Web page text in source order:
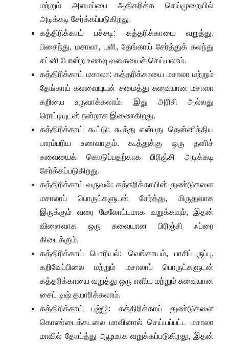
மற்றும் அமைப்பை அதிகரிக்க செய்முறையில்
அடிக்கடி சேர்க்கப்படுகிறது.
கத்திரிக்காய் பச்சடி: கத்தரிக்காயை வறுத்து,
பிசைந்து, மசாலா, புளி, தேங்காய் சேர்த்துக் கலந்து
சட்னி போன்ற உணவு வகையைச் செய்யலாம்.
கத்திரிக்காய் மசாலா: கத்தரிக்காயை மசாலா மற்றும்
தேங்காய் கலவையுடன் சமைத்து சுவையான மசாலா
கறியை உருவாக்கலாம். இது அரிசி அல்லது
ரொட்டியுடன் நன்றாக இணைகிறது.
கத்திரிக்காய் கூட்டு: கூத்து என்பது தென்னிந்திய
பாரம்பரிய உணவாகும். கூத்துக்கு ஒரு தனிச்
சுவையைக் கொடுப்பதற்காக பிரிஞ்சி அடிக்கடி
சேர்க்கப்படுகிறது.
கத்திரிக்காய் வருவல்: கத்தரிக்காயின் துண்டுகளை
மசாலாப் பொருட்களுடன் சேர்த்து, மிருதுவாக
இருக்கும் வரை மேலோட்டமாக வறுக்கவும், இதன்
விளைவாக ஒரு சுவையான பிரிஞ்சி ஃப்ரை
கிடைக்கும்.
கத்திரிக்காய் பொரியல்: வெங்காயம், பாசிப்பருப்பு,
கறிவேப்பிலை மற்றும் மசாலாப் பொருட்களுடன்
கத்தரிக்காயை வறுத்து ஒரு எளிய மற்றும் சுவையான
சைட் டிஷ் தயாரிக்கலாம்.
கத்திரிக்காய் பஜ்ஜி: கத்திரிக்காய் துண்டுகளை
கொண்டைக்கடலை மாவினால் செய்யப்பட்ட மசாலா
மாவில் தோய்த்து ஆழமாக வறுக்கப்படுகிறது, இதன்